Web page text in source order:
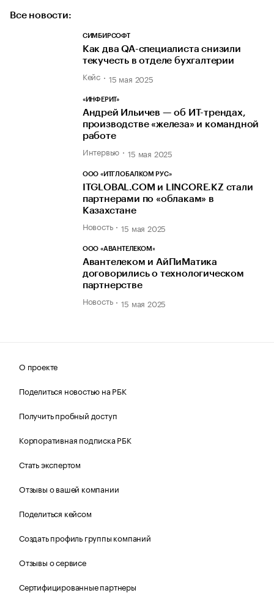
Все новости:
СИМБИРСОФТ
Как два QA-специалиста снизили
текучесть в отделе бухгалтерии
Кейс 15 мая 2025
«ИНФЕРИТ»
Андрей Ильичев — об ИТ-трендах,
производстве «железа» и командной
работе
Интервью 15 мая 2025
ООО «ИТГЛОБАЛКОМ РУС»
ITGLOBAL.COM и LINCORE.KZ стали
партнерами по «облакам» в
Казахстане
Новость 15 мая 2025
ООО «АВАНТЕЛЕКОМ»
Авантелеком и АйПиМатика
договорились о технологическом
партнерстве
Новость 15 мая 2025
О проекте
Поделиться новостью на РБК
Получить пробный доступ
Корпоративная подписка РБК
Стать экспертом
Отзывы о вашей компании
Поделиться кейсом
Создать профиль группы компаний
Отзывы о сервисе
Сертифицированные партнеры